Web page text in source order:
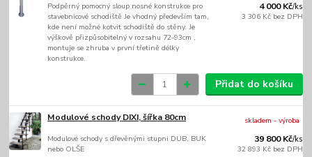
Podpěrný pomocný sloup nosné konstrukce pro
stavebnicové schodiště Je vhodný především tam,
kde není možné kotvit schodiště do stěny. Je
výškově přizpůsobitelný v rozsahu 72-93cm ,
montuje se zhruba v první třetině délky
konstrukce.
4 000 Kč/ks
3 306 Kč bez DPH
Přidat do košíku
Modulové schody DIXI, šířka 80cm
Modulové schody s dřevěnými stupni DUB, BUK
nebo OLŠE
39 800 Kč/ks
32 893 Kč bez DPH
skladem - výroba